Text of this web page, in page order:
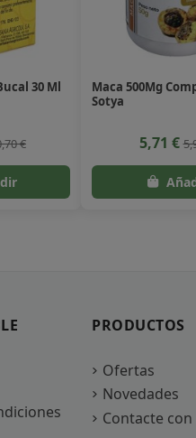
30 Ml
€
Maca 500Mg
Sotya
5,71 €
PRODUCTOS
Ofertas
Novedades
Contacte